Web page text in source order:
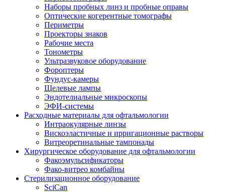
Наборы пробных линз и пробные оправы
Оптические когерентные томографы
Периметры
Проекторы знаков
Рабочие места
Тонометры
Ультразвуковое оборудование
Фороптеры
Фундус-камеры
Щелевые лампы
Эндотелиальные микроскопы
ЭФИ-системы
Расходные материалы для офтальмологии
Интраокулярные линзы
Вискоэластичные и ирригационные растворы
Витреоретинальные тампонады
Хирургическое оборудование для офтальмологии
Факоэмульсификаторы
Фако-витрео комбайны
Стерилизационное оборудование
SciCan